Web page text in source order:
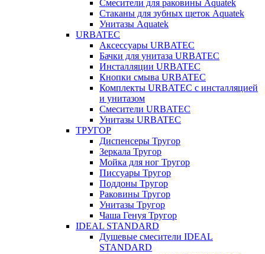
Смесители для раковины Aquatek
Стаканы для зубных щеток Aquatek
Унитазы Aquatek
URBATEC
Аксессуары URBATEC
Бачки для унитаза URBATEC
Инсталляции URBATEC
Кнопки смыва URBATEC
Комплекты URBATEC с инсталляцией
и унитазом
Смесители URBATEC
Унитазы URBATEC
ТРУГОР
Диспенсеры Тругор
Зеркала Тругор
Мойка для ног Тругор
Писсуары Тругор
Поддоны Тругор
Раковины Тругор
Унитазы Тругор
Чаша Генуя Тругор
IDEAL STANDARD
Душевые смесители IDEAL
STANDARD